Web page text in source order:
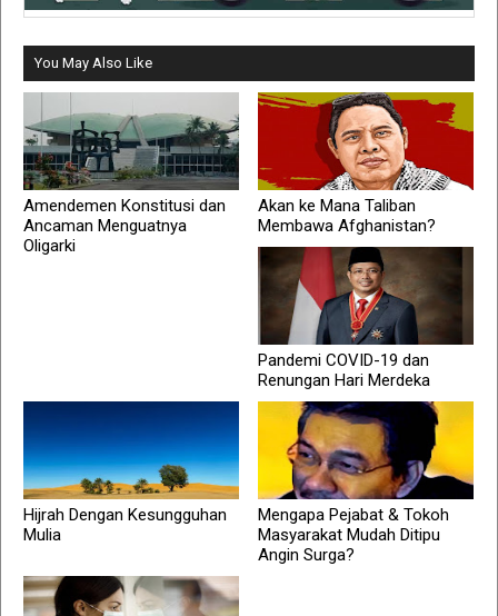
You May Also Like
Amendemen Konstitusi dan
Ancaman Menguatnya
Oligarki
Akan ke Mana Taliban
Membawa Afghanistan?
Pandemi COVID-19 dan
Renungan Hari Merdeka
Hijrah Dengan Kesungguhan
Mulia
Mengapa Pejabat & Tokoh
Masyarakat Mudah Ditipu
Angin Surga?